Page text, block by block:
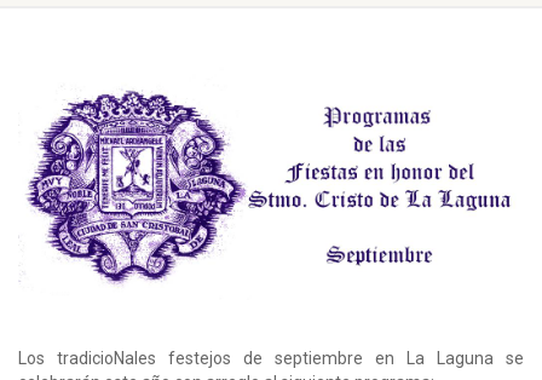
Los tradicioNales festejos de septiembre en La Laguna se